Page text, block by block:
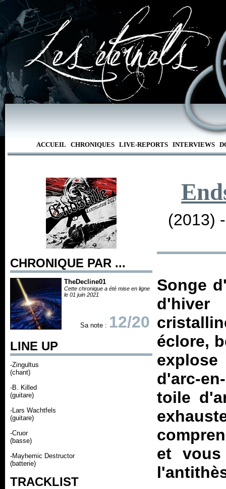
ACCUEIL CHRONIQUES LIVE-REPORTS INTERVIEWS
CHRONIQUE PAR ...
TheDecline01
Cette chronique a été mise en ligne
le 01 juin 2021
Sa note : 12/20
LINE UP
-Zingultus
(chant)
-B. Killed
(guitare)
-Lars Wachtfels
(guitare)
-Cruor
(basse)
-Mayhemic Destructor
(batterie)
TRACKLIST
(2013)
Songe
éclore,
explose
d'arc-
toile
et